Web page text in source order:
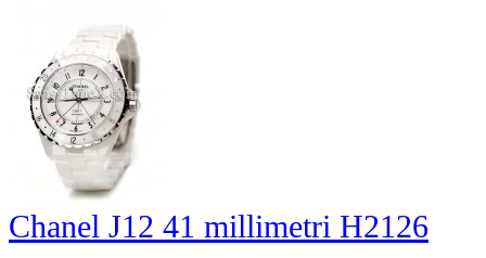
Chanel J12 41 millimetri H2126